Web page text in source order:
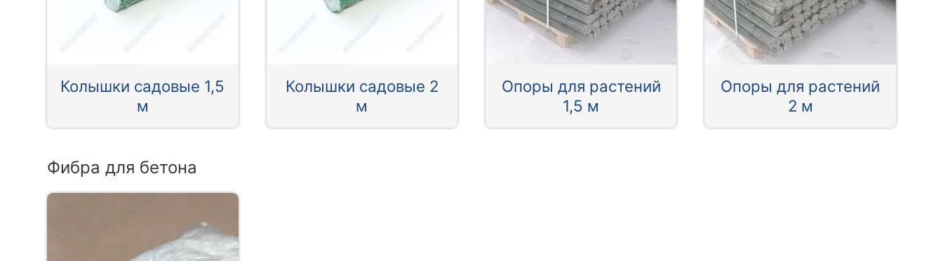
Колышки садовые 1,5
м
Колышки садовые 2
м
Опоры для растений
1,5 м
Опоры для растений
2 м
Фибра для бетона